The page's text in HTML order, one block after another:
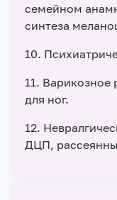
семейном
синтеза
10.
11. Варикозное
для ног.
12.
ДЦП,